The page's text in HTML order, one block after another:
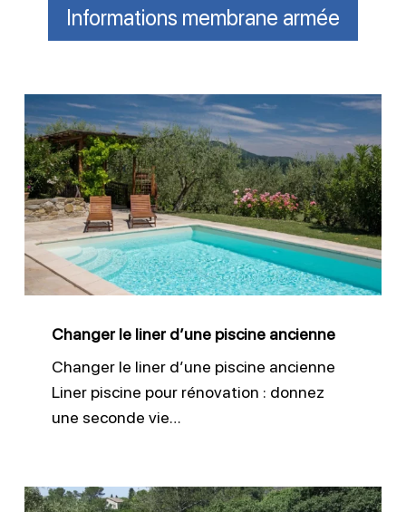
Informations membrane armée
Changer
le
liner
d’une
piscine
ancienne
Changer le liner d’une piscine ancienne
Changer le liner d’une piscine ancienne
Liner piscine pour rénovation : donnez
une seconde vie…
Membrane